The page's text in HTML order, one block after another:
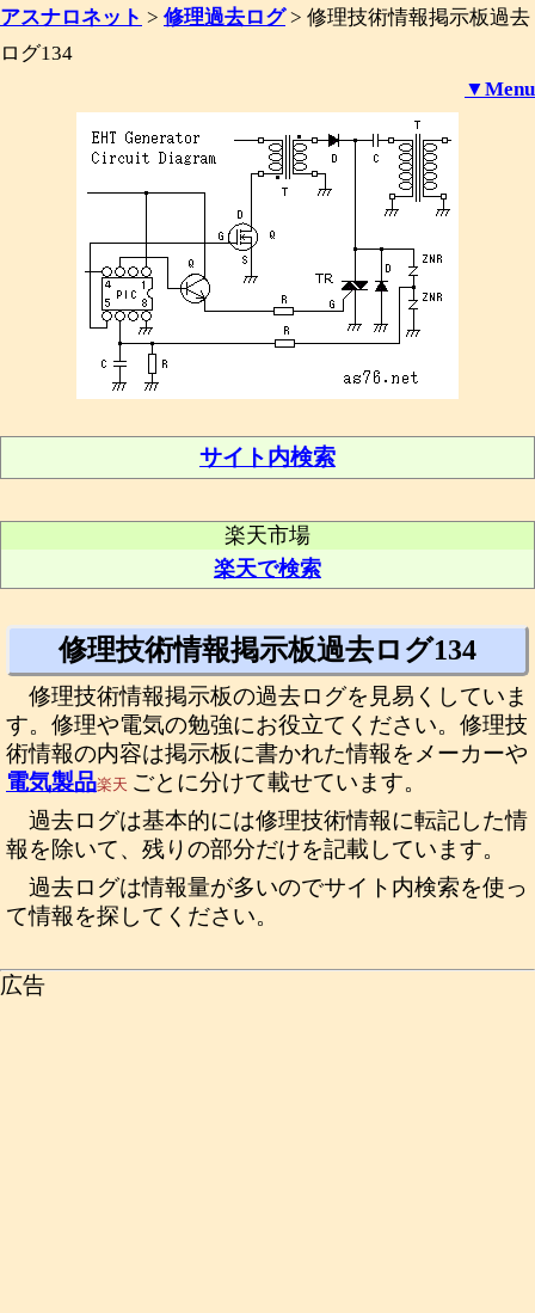
アスナロネット > 修理過去ログ> 修理技術情報掲示板過去
ログ134
▼Menu
サイト内検索
楽天市場
楽天で検索
修理技術情報掲示板過去ログ134
修理技術情報掲示板の過去ログを見易くしていま
す。修理や電気の勉強にお役立てください。修理技
術情報の内容は掲示板に書かれた情報をメーカーや
電気製品楽天 ごとに分けて載せています。
過去ログは基本的には修理技術情報に転記した情
報を除いて、残りの部分だけを記載しています。
過去ログは情報量が多いのでサイト内検索を使っ
て情報を探してください。
広告